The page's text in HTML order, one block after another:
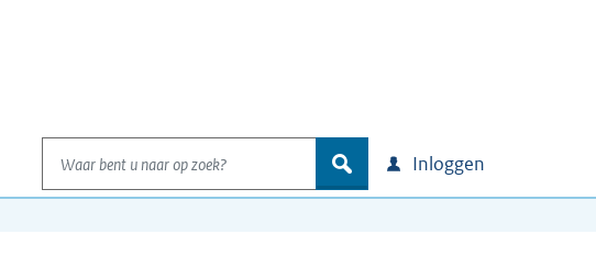
Waar bent u naar op zoek?
zoek Inloggen